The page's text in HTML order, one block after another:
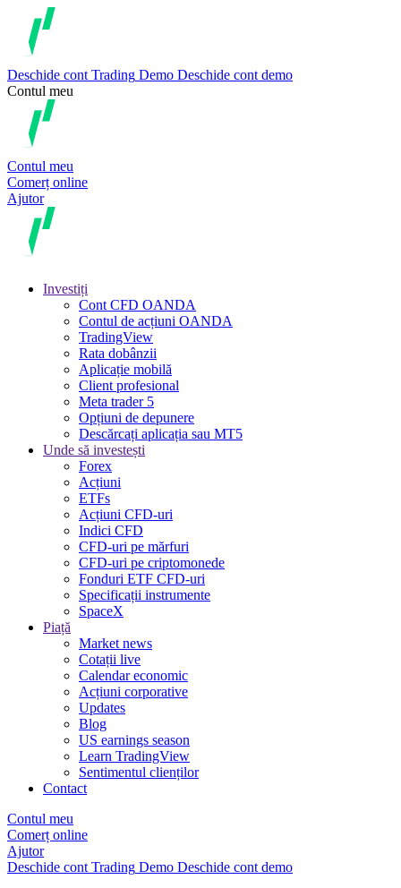
Deschide cont Trading Demo Deschide cont demo
Contul meu
Contul meu
Comerț online
Ajutor
Investiți
Cont CFD OANDA
Contul de acțiuni OANDA
TradingView
Rata dobânzii
Aplicație mobilă
Client profesional
Meta trader 5
Opțiuni de depunere
Descărcați aplicația sau MT5
Unde să investești
Forex
Acțiuni
ETFs
Acțiuni CFD-uri
Indici CFD
CFD-uri pe mărfuri
CFD-uri pe criptomonede
Fonduri ETF CFD-uri
Specificații instrumente
SpaceX
Piață
Market news
Cotații live
Calendar economic
Acțiuni corporative
Updates
Blog
US earnings season
Learn TradingView
Sentimentul clienților
Contact
Contul meu
Comerț online
Ajutor
Deschide cont Trading Demo Deschide cont demo